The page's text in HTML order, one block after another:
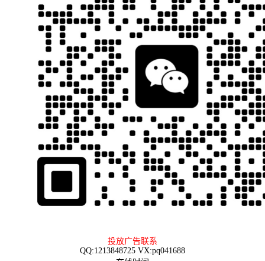
投放广告联系
QQ:1213848725 VX:pq041688